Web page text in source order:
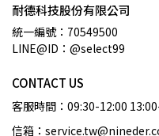
耐德科技股份有限公司
統一編號：70549500
LINE@ID：@select99
CONTACT US
客服時間：09:30-12:00
信箱：